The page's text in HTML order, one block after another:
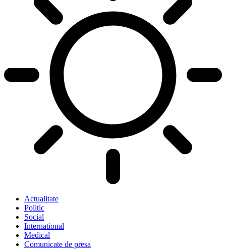
Actualitate
Politic
Social
International
Medical
Comunicate de presa